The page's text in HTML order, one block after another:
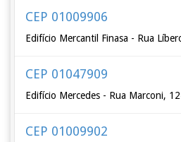
CEP 01009906
Edifício Mercantil Finasa - Rua
CEP 01047909
Edifício Mercedes - Rua Marconi,
CEP 01009902